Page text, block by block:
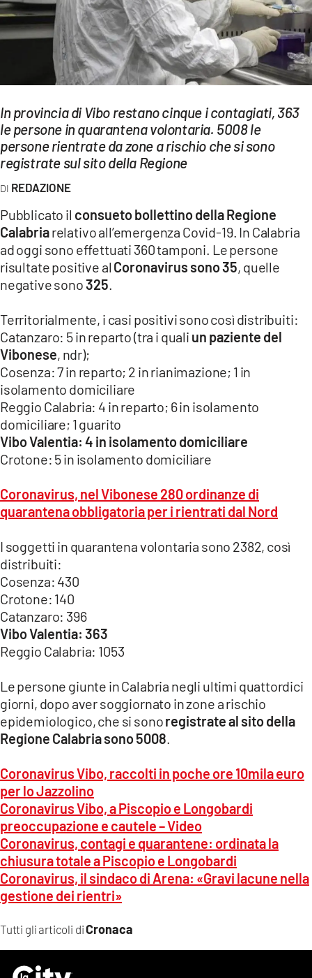
EVENTI
SPORT
Streaming
LAC NETWORK
LAC ONAIR
Network
LACPLAY.IT
LACTV.IT
LACITYMAG.IT
ILREGGINO.IT
COSENZACHANNEL.IT
ILVIBONESE.IT
CATANZAROCHANNEL.IT
App
ANDROID
In provincia di Vibo restano cinque i contagiati, 363
le persone in quarantena volontaria. 5008 le
persone rientrate da zone a rischio che si sono
registrate sul sito della Regione
REDAZIONE
Tutti gli articoli diCronaca
Pubblicato il consueto bollettino della Regione
Calabriarelativo all’emergenza Covid-19. In Calabria
ad oggi sono effettuati 360 tamponi. Le persone
risultate positive al Coronavirus sono 35, quelle
negative sono325
Territorialmente, i casi positivi sono così distribuiti:
Catanzaro: 5 in reparto (tra i quali un paziente del
Vibonese, ndr);
Cosenza: 7 in reparto; 2 in rianimazione; 1 in
isolamento domiciliare
Reggio Calabria: 4 in reparto; 6 in isolamento
domiciliare; 1 guarito
Vibo Valentia: 4 in isolamento domiciliare
Crotone: 5 in isolamento domiciliare
Coronavirus, nel Vibonese 280 ordinanze di
quarantena obbligatoria per i rientrati dal Nord
I soggetti in quarantena volontaria sono 2382, così
distribuiti:
Cosenza: 430
Crotone: 140
Catanzaro: 396
Vibo Valentia: 363
Reggio Calabria: 1053
Le persone giunte in Calabria negli ultimi quattordici
giorni, dopo aver soggiornato in zone a rischio
epidemiologico, che si sonoregistrate al sito della
Regione Calabria sono 5008
Coronavirus Vibo, raccolti in poche ore 10mila euro
per lo Jazzolino
Coronavirus Vibo, a Piscopio e Longobardi
preoccupazione e cautele – Video
Coronavirus, contagi e quarantene: ordinata la
chiusura totale a Piscopio e Longobardi
Coronavirus, il sindaco di Arena: «Gravi lacune nella
gestione dei rientri»